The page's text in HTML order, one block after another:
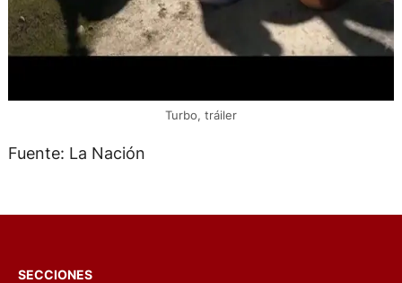
Turbo, tráiler
Fuente: La Nación
SECCIONES